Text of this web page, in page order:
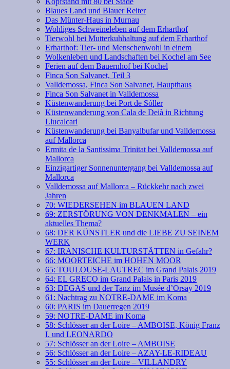
Blaues Land und Blauer Reiter
Das Münter-Haus in Murnau
Wohliges Schweineleben auf dem Erharthof
Tierwohl bei Mutterkuhhaltung auf dem Erharthof
Erharthof: Tier- und Menschenwohl in einem
Wolkenleben und Landschaften bei Kochel am See
Ferien auf dem Bauernhof bei Kochel
Finca Son Salvanet, Teil 3
Valldemossa, Finca Son Salvanet, Haupthaus
Finca Son Salvanet in Valldemossa
Küstenwanderung bei Port de Sóller
Küstenwanderung von Cala de Deià in Richtung
Llucalcari
Küstenwanderung bei Banyalbufar und Valldemossa
auf Mallorca
Ermita de la Santissima Trinitat bei Valldemossa auf
Mallorca
Einzigartiger Sonnenuntergang bei Valldemossa auf
Mallorca
Valldemossa auf Mallorca – Rückkehr nach zwei
Jahren
70: WIEDERSEHEN im BLAUEN LAND
69: ZERSTÖRUNG VON DENKMALEN – ein
aktuelles Thema?
68: DER KÜNSTLER und die LIEBE ZU SEINEM
WERK
67: IRANISCHE KULTURSTÄTTEN in Gefahr?
66: MOORTEICHE im HOHEN MOOR
65: TOULOUSE-LAUTREC im Grand Palais 2019
64: EL GRECO im Grand Palais in Paris 2019
63: DEGAS und der Tanz im Musée d’Orsay 2019
61: Nachtrag zu NOTRE-DAME im Koma
60: PARIS im Dauerregen 2019
59: NOTRE-DAME im Koma
58: Schlösser an der Loire – AMBOISE, König Franz
I. und LEONARDO
57: Schlösser an der Loire – AMBOISE
56: Schlösser an der Loire – AZAY-LE-RIDEAU
55: Schlösser an der Loire – VILLANDRY